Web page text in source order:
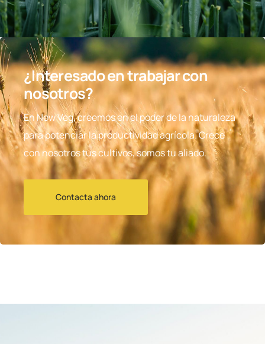
¿Interesado en trabajar con
nosotros?
En New Veg, creemos en el poder de la naturaleza
para potenciar la productividad agrícola. Crece
con nosotros tus cultivos, somos tu aliado.
Contacta ahora